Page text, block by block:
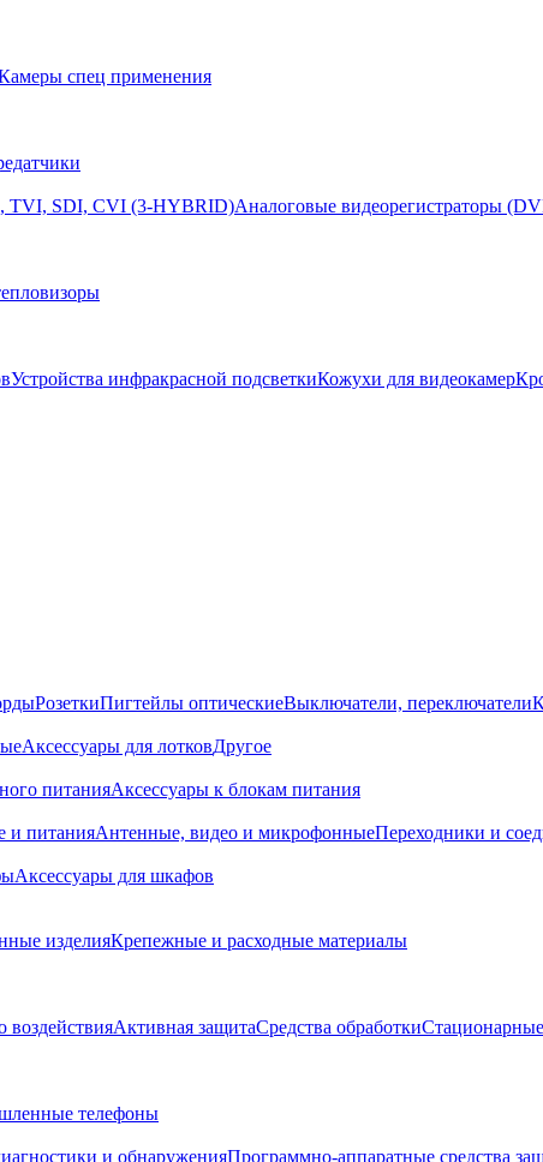
спец применения
TVI, SDI, CVI (3-HYBRID)Аналоговые видеорегистраторы
Устройства инфракрасной подсветкиКожухи для видеокамер
РозеткиПигтейлы оптическиеВыключатели, переключатели
Аксессуары для лотковДругое
питанияАксессуары к блокам питания
и питанияАнтенные, видео и микрофонныеПереходники и
Аксессуары для шкафов
изделияКрепежные и расходные материалы
воздействияАктивная защитаСредства обработки
телефоны
и обнаруженияПрограммно-аппаратные средства